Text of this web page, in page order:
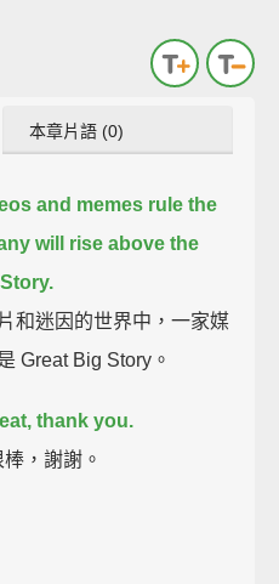
本章片語 (0)
and memes rule the
will rise above the
和迷因的世界中，一家媒
Great Big Story。
thank you.
，謝謝。